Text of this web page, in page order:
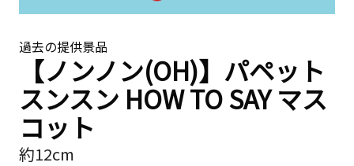
過去の提供景品
【ノンノン(OH)】パペット
スンスン HOW TO SAY マス
コット
約12cm